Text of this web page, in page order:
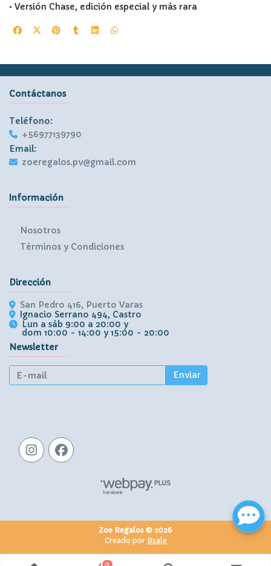
• Versión Chase, edición especial y más rara
Contáctanos
Teléfono:
+56977139790
Email:
zoeregalos.pv@gmail.com
Información
Nosotros
Términos y Condiciones
Dirección
San Pedro 416, Puerto Varas
Ignacio Serrano 494, Castro
Lun a sáb 9:00 a 20:00 y
dom 10:00 - 14:00 y 15:00 - 20:00
Newsletter
Enviar
Zoe Regalos © 2026
Creado por Bsale
0